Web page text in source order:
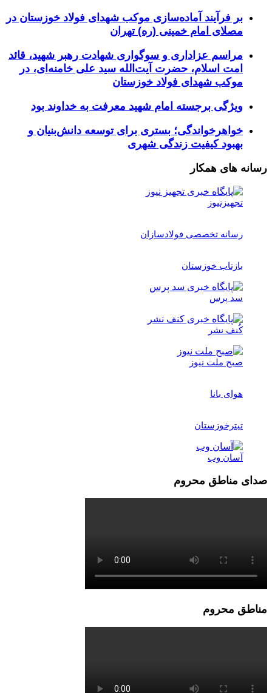
بر فرآیند آماده‌سازی موکب شهدای فولاد خوزستان در
مصلای امام خمینی (ره) تهران
مراسم عزاداری و سوگواری شهادت رهبر شهید، قائد
امت اسلام، حضرت آیت‌الله سید علی خامنه‌ای، در
موکب شهدای فولاد خوزستان
ویژگی برجسته امام شهید معرفت به خداوند بود
خواهرخواندگی؛ بستری برای توسعه دانش‌بنیان و
بهبود کیفیت زندگی شهری
رسانه های همکار
تجهیزنیوز
رسانه تخصصی فولادسازان
بازتاب خوزستان
سد پرس
کُنف نشر
صبح ملت نیوز
هوای بانا
تیترخوزستان
آسان وب
صدای مناطق محروم
مناطق محروم